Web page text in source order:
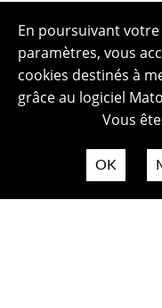
En poursuivant
paramètres, vous
cookies destinés à
grâce au logiciel
Vous
OK